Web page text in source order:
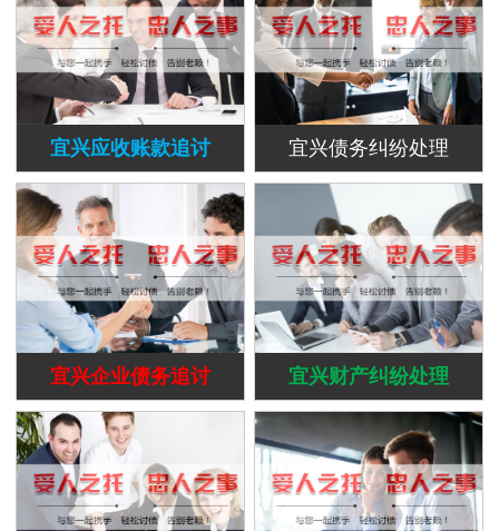
宜兴应收账款追讨 宜兴债务纠纷处理
宜兴企业债务追讨 宜兴财产纠纷处理